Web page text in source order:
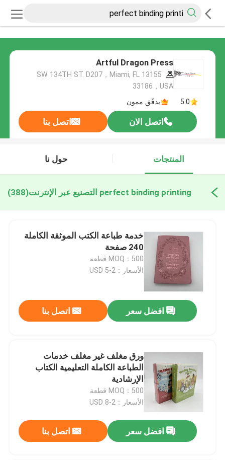
Artful Dragon Press
13155 SW 134TH ST. D207，Miami, FL
33186，USA
5.0
يدقّق ممون
اتصل الان اتصل بنا
المنتجات حول نا
perfect binding printing التصنيع عبر الإنترنت (388)
خدمة طباعة الكتب الموثقة الكاملة
240 صفحة
MOQ：500 قطعة
الأسعار：2-5 USD
افضل سعر اتصل بنا
ورق مغلف غير مغلف خدمات
الطباعة الكاملة التعليمية الكتاب
الإرشادية
MOQ：500 قطعة
الأسعار：2-8 USD
افضل سعر اتصل بنا